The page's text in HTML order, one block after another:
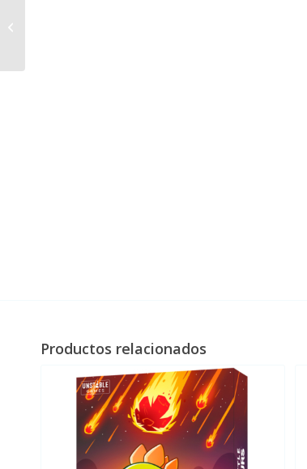
Productos relacionados